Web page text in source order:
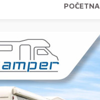
POČETNA